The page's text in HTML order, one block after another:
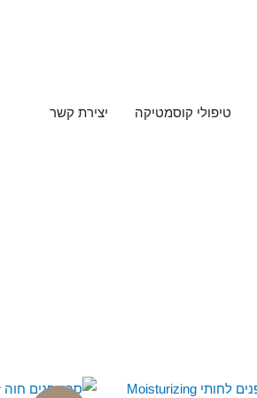
טיפולי קוסמטיקה יצירת קשר